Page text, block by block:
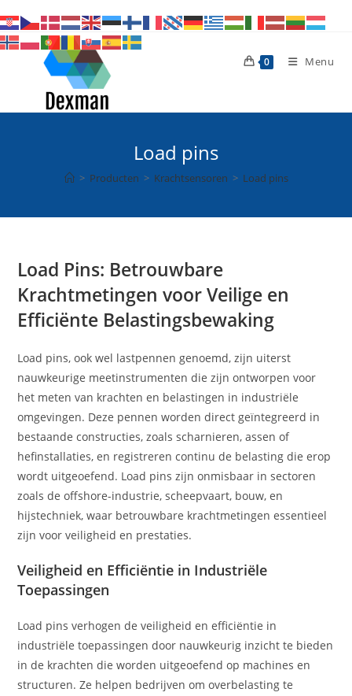
naar
inhoud
0 Menu
Load pins
> Producten > Krachtsensoren > Load pins
Load Pins: Betrouwbare
Krachtmetingen voor Veilige en
Efficiënte Belastingsbewaking
Load pins, ook wel lastpennen genoemd, zijn uiterst
nauwkeurige meetinstrumenten die zijn ontworpen voor
het meten van krachten en belastingen in industriële
omgevingen. Deze pennen worden direct geïntegreerd in
bestaande constructies, zoals scharnieren, assen of
hefinstallaties, en registreren continu de belasting die erop
wordt uitgeoefend. Load pins zijn onmisbaar in sectoren
zoals de offshore-industrie, scheepvaart, bouw, en
hijstechniek, waar betrouwbare krachtmetingen essentieel
zijn voor veiligheid en prestaties.
Veiligheid en Efficiëntie in Industriële
Toepassingen
Load pins verhogen de veiligheid en efficiëntie in
industriële toepassingen door nauwkeurig inzicht te bieden
in de krachten die worden uitgeoefend op machines en
structuren. Ze helpen bedrijven om overbelasting te